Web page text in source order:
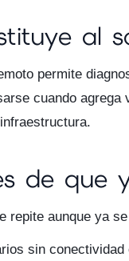
al
permite
cuando
de que
repite aunque ya
sin